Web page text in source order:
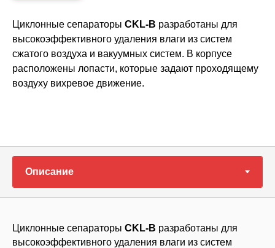
Циклонные сепараторы CKL-B разработаны для
высокоэффективного удаления влаги из систем
сжатого воздуха и вакуумных систем. В корпусе
расположены лопасти, которые задают проходящему
воздуху вихревое движение.
Циклонные сепараторы CKL-B разработаны для
высокоэффективного удаления влаги из систем